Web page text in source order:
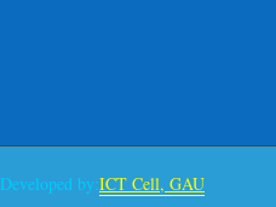
Developed by:ICT Cell, GAU